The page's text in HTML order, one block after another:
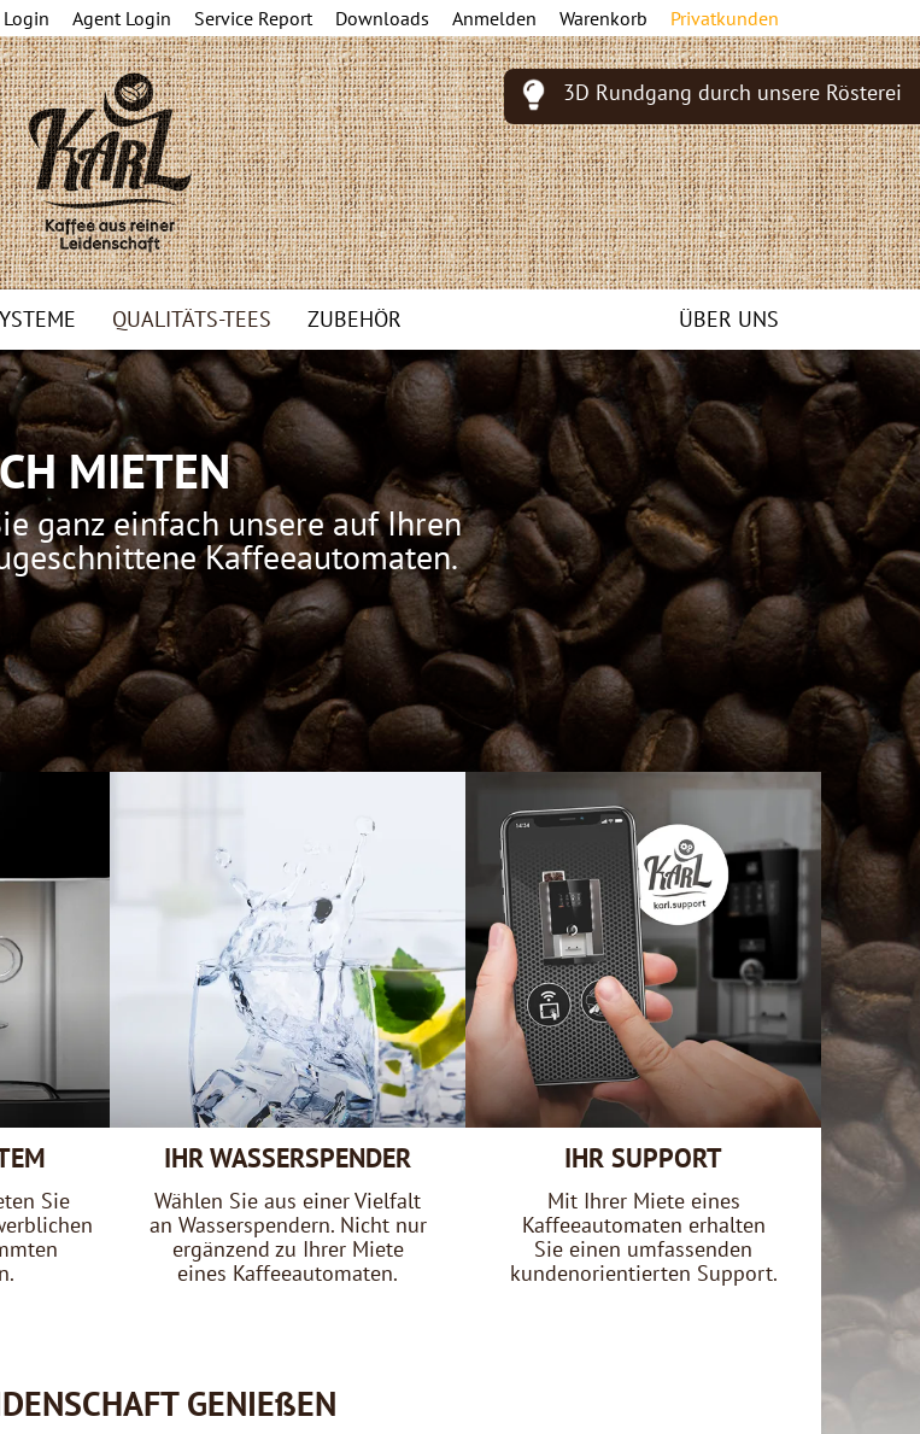
Agent Login Service Report Downloads Anmelden Warenkorb Privatkunden
3D Rundgang durch unsere Rösterei
QUALITÄTS-TEES ZUBEHÖR ÜBER UNS
MIETEN
ganz einfach unsere auf Ihren
Kaffeeautomaten.
Sie
IHR WASSERSPENDER
Wählen Sie aus einer Vielfalt
an Wasserspendern. Nicht nur
ergänzend zu Ihrer Miete
eines Kaffeeautomaten.
IHR SUPPORT
Mit Ihrer Miete eines
Kaffeeautomaten erhalten
Sie einen umfassenden
kundenorientierten Support.
GENIEßEN